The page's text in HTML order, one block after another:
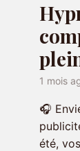
1 mois
🎧
été,